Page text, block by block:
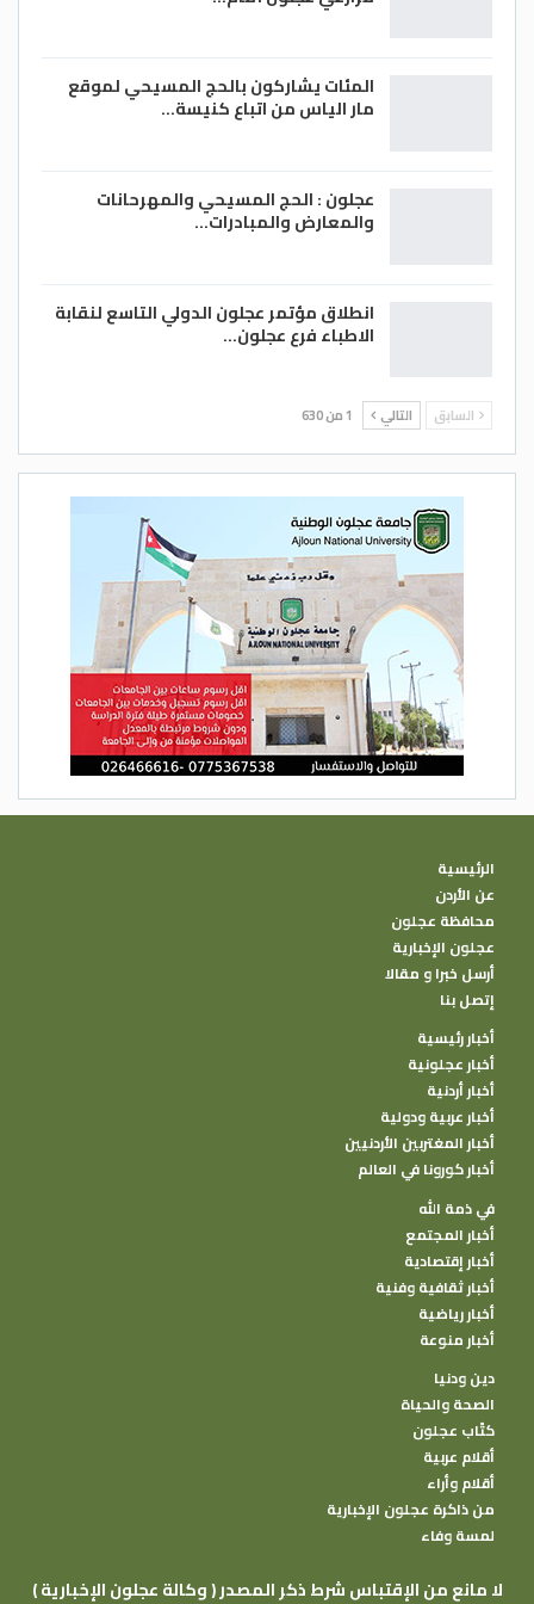
بالكامل دون عكس أي زيادة على المواطنين.
وأكدت اللجنة أن هذا القرار يأتي في إطار
تحقيق التوازن بين الكلف الفعلية والأسعار
المحلية، وبما ينسجم مع السياسات الحكومية
للأسعار، مع الاستمرار في تعويض فروقات
الكلف تدريجيًا.
– الدستور
المئات يشاركون بالحج المسيحي لموقع
مار الياس من اتباع كنيسة…
عجلون : الحج المسيحي والمهرحانات
والمعارض والمبادرات…
انطلاق مؤتمر عجلون الدولي التاسع لنقابة
الاطباء فرع عجلون…
السابق التالي 1 من 630
الرئيسية
عن الأردن
محافظة عجلون
عجلون الإخبارية
أرسل خبرا و مقالا
إتصل بنا
أخبار رئيسية
أخبار عجلونية
أخبار أردنية
أخبار عربية ودولية
أخبار المغتربين الأردنيين
أخبار كورونا في العالم
في ذمة الله
أخبار المجتمع
أخبار إقتصادية
أخبار ثقافية وفنية
أخبار رياضية
أخبار منوعة
دين ودنيا
الصحة والحياة
كتًاب عجلون
أقلام عربية
أقلام وأراء
من ذاكرة عجلون الإخبارية
لمسة وفاء
( وكالة عجلون الإخبارية ) لا مانع من الإقتباس شرط ذكر المصدر